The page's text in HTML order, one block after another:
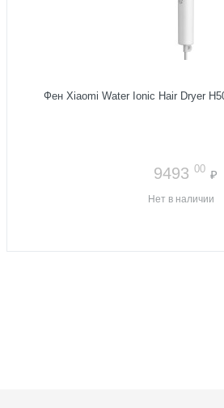
Фен Xiaomi Water Ionic Hair Dryer
9493 00 ₽
Нет в наличии